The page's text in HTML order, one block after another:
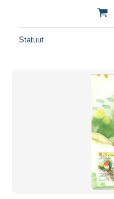
Statuut